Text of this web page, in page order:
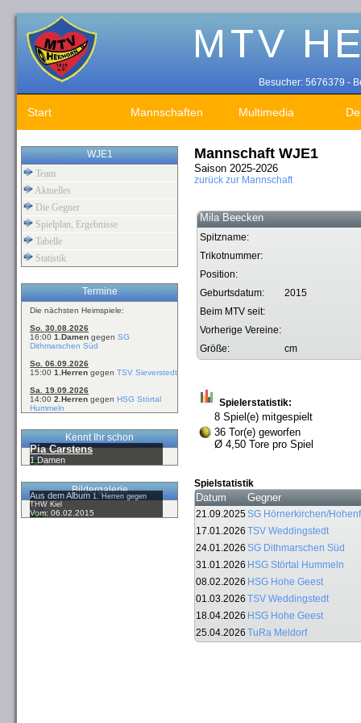
Besucher: 5676379 -
Start Mannschaften Multimedia
WJE1
Team
Aktuelles
Die Gegner
Spielplan, Ergebnisse
Tabelle
Statistik
Termine
Die nächsten Heimspiele:
So. 30.08.2026
16:00 1.Damen gegen SG
Dithmarschen Süd
So. 06.09.2026
15:00 1.Herren gegen TSV Sieverstedt
Sa. 19.09.2026
14:00 2.Herren gegen HSG Störtal
Hummeln
Kennt Ihr schon
Pia Carstens
1.Damen
Bildergalerie
Aus dem Album1. Herren gegen
THW Kiel
Vom: 06.02.2015
Mannschaft WJE1
Saison 2025-2026
zurück zur Mannschaft
Mila Beecken
Spitzname:
Trikotnummer:
Position:
Geburtsdatum:
2015
Beim MTV seit:
Vorherige Vereine:
Größe:
cm
Spielerstatistik:
8 Spiel(e) mitgespielt
36 Tor(e) geworfen
Ø 4,50 Tore pro Spiel
Spielstatistik
Datum Gegner
21.09.2025SG Hörnerkirchen/
17.01.2026 TSV Weddingstedt
24.01.2026 SG Dithmarschen Süd
31.01.2026 HSG Störtal Hummeln
08.02.2026 HSG Hohe Geest
01.03.2026 TSV Weddingstedt
18.04.2026 HSG Hohe Geest
25.04.2026 TuRa Meldorf